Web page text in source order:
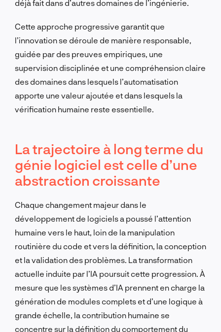
déjà fait dans d’autres domaines de l’ingénierie.
Cette approche progressive garantit que
l’innovation se déroule de manière responsable,
guidée par des preuves empiriques, une
supervision disciplinée et une compréhension claire
des domaines dans lesquels l’automatisation
apporte une valeur ajoutée et dans lesquels la
vérification humaine reste essentielle.
La trajectoire à long terme du
génie logiciel est celle d’une
abstraction croissante
Chaque changement majeur dans le
développement de logiciels a poussé l’attention
humaine vers le haut, loin de la manipulation
routinière du code et vers la définition, la conception
et la validation des problèmes. La transformation
actuelle induite par l’IA poursuit cette progression. À
mesure que les systèmes d’IA prennent en charge la
génération de modules complets et d’une logique à
grande échelle, la contribution humaine se
concentre sur la définition du comportement du